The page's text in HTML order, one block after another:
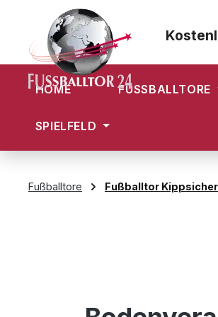
Hauptinhalt springen
Zur Suche springen
Zur Hauptnavigation springen
HOME FUSSBALLTORE
SPIELFELD
Fußballtore Fußballtor